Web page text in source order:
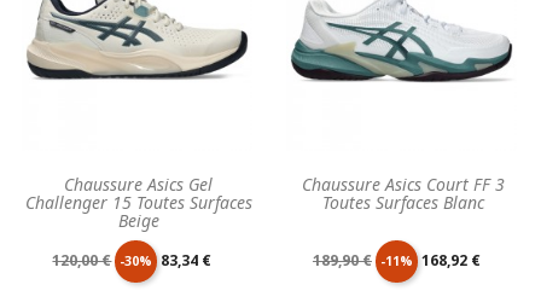
Chaussure Asics Gel
Challenger 15 Toutes Surfaces
Beige
Prix
120,00 € -30% Prix
83,34 €
Chaussure Asics Court FF 3
Toutes Surfaces Blanc
Prix
189,90 € -11% Prix
168,92 €